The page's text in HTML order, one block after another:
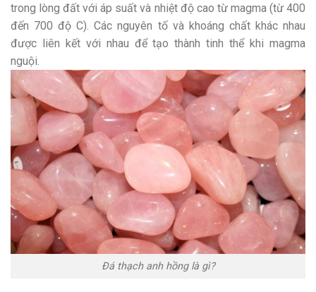
trong lòng đất với áp suất và nhiệt độ cao từ magma (từ 400
đến 700 độ C). Các nguyên tố và khoáng chất khác nhau
được liên kết với nhau để tạo thành tinh thể khi magma
nguội.
Đá thạch anh hồng là gì?